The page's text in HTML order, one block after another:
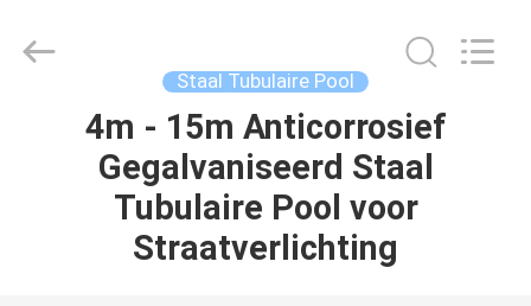
PRODUCTEN
co.,ltd.
Staal Tubulaire Pool
4m - 15m Anticorrosief
Gegalvaniseerd Staal
Tubulaire Pool voor
Straatverlichting